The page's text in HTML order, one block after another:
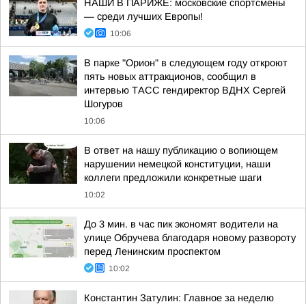
НАШИ В ПАРИЖЕ: московские спортсмены
— среди лучших Европы!
10:06
В парке "Орион" в следующем году откроют
пять новых аттракционов, сообщил в
интервью ТАСС гендиректор ВДНХ Сергей
Шогуров
10:06
В ответ на нашу публикацию о вопиющем
нарушении немецкой конституции, наши
коллеги предложили конкретные шаги
10:02
До 3 мин. в час пик экономят водители на
улице Обручева благодаря новому развороту
перед Ленинским проспектом
10:02
Константин Затулин: Главное за неделю